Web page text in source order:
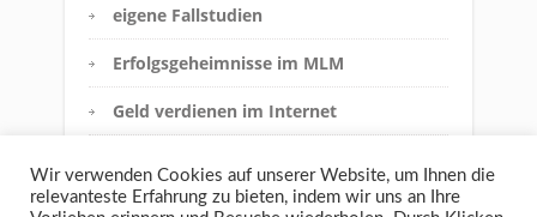
eigene Fallstudien
Erfolgsgeheimnisse im MLM
Geld verdienen im Internet
Interview
Wir verwenden Cookies auf unserer Website, um Ihnen die
relevanteste Erfahrung zu bieten, indem wir uns an Ihre